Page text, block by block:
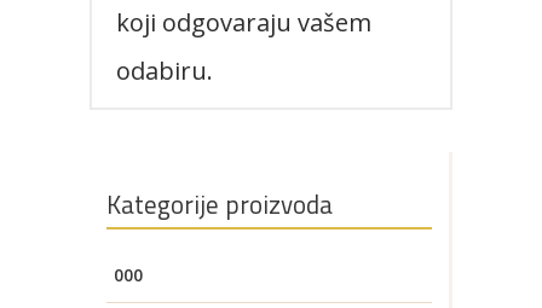
Pogledajte što je novo
u ponudi
koji odgovaraju vašem
odabiru.
Kategorije proizvoda
000